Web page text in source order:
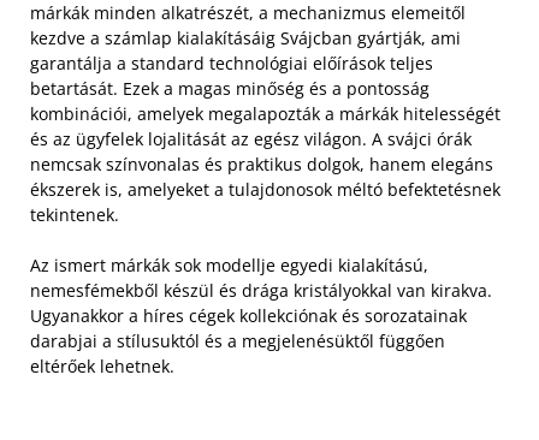
márkák minden alkatrészét, a mechanizmus elemeitől
kezdve a számlap kialakításáig Svájcban gyártják, ami
garantálja a standard technológiai előírások teljes
betartását. Ezek a magas minőség és a pontosság
kombinációi, amelyek megalapozták a márkák hitelességét
és az ügyfelek lojalitását az egész világon. A svájci órák
nemcsak színvonalas és praktikus dolgok, hanem elegáns
ékszerek is, amelyeket a tulajdonosok méltó befektetésnek
tekintenek.
Az ismert márkák sok modellje egyedi kialakítású,
nemesfémekből készül és drága kristályokkal van kirakva.
Ugyanakkor a híres cégek kollekciónak és sorozatainak
darabjai a stílusuktól és a megjelenésüktől függően
eltérőek lehetnek.